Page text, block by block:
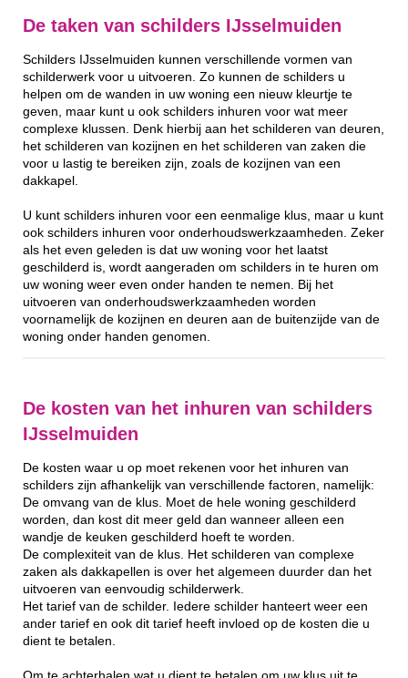
De taken van schilders IJsselmuiden
Schilders IJsselmuiden kunnen verschillende vormen van
schilderwerk voor u uitvoeren. Zo kunnen de schilders u
helpen om de wanden in uw woning een nieuw kleurtje te
geven, maar kunt u ook schilders inhuren voor wat meer
complexe klussen. Denk hierbij aan het schilderen van deuren,
het schilderen van kozijnen en het schilderen van zaken die
voor u lastig te bereiken zijn, zoals de kozijnen van een
dakkapel.
U kunt schilders inhuren voor een eenmalige klus, maar u kunt
ook schilders inhuren voor onderhoudswerkzaamheden. Zeker
als het even geleden is dat uw woning voor het laatst
geschilderd is, wordt aangeraden om schilders in te huren om
uw woning weer even onder handen te nemen. Bij het
uitvoeren van onderhoudswerkzaamheden worden
voornamelijk de kozijnen en deuren aan de buitenzijde van de
woning onder handen genomen.
De kosten van het inhuren van schilders
IJsselmuiden
De kosten waar u op moet rekenen voor het inhuren van
schilders zijn afhankelijk van verschillende factoren, namelijk:
De omvang van de klus. Moet de hele woning geschilderd
worden, dan kost dit meer geld dan wanneer alleen een
wandje de keuken geschilderd hoeft te worden.
De complexiteit van de klus. Het schilderen van complexe
zaken als dakkapellen is over het algemeen duurder dan het
uitvoeren van eenvoudig schilderwerk.
Het tarief van de schilder. Iedere schilder hanteert weer een
ander tarief en ook dit tarief heeft invloed op de kosten die u
dient te betalen.